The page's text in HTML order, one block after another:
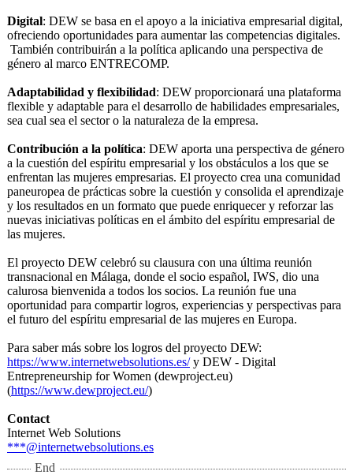
Digital: DEW se basa en el apoyo a la iniciativa empresarial digital,
ofreciendo oportunidades para aumentar las competencias digitales.
También contribuirán a la política aplicando una perspectiva de
género al marco ENTRECOMP.
Adaptabilidad y flexibilidad: DEW proporcionará una plataforma
flexible y adaptable para el desarrollo de habilidades empresariales,
sea cual sea el sector o la naturaleza de la empresa.
Contribución a la política: DEW aporta una perspectiva de género
a la cuestión del espíritu empresarial y los obstáculos a los que se
enfrentan las mujeres empresarias. El proyecto crea una comunidad
paneuropea de prácticas sobre la cuestión y consolida el aprendizaje
y los resultados en un formato que puede enriquecer y reforzar las
nuevas iniciativas políticas en el ámbito del espíritu empresarial de
las mujeres.
El proyecto DEW celebró su clausura con una última reunión
transnacional en Málaga, donde el socio español, IWS, dio una
calurosa bienvenida a todos los socios. La reunión fue una
oportunidad para compartir logros, experiencias y perspectivas para
el futuro del espíritu empresarial de las mujeres en Europa.
Para saber más sobre los logros del proyecto DEW:
https://www.internetwebsolutions.es/y DEW - Digital
Entrepreneurship for Women (dewproject.eu)
(https://www.dewproject.eu/)
Contact
Internet Web Solutions
***@internetwebsolutions.es
End